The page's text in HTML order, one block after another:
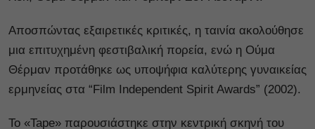
Αποσπώντας εξαιρετικές κριτικές, η ταινία ακολούθησε
μια επιτυχημένη φεστιβαλική πορεία, ενώ η Ούμα
Θέρμαν προτάθηκε ως υποψήφια καλύτερης γυναικείας
ερμηνείας στα “Film Independent Spirit Awards” (2002).
Το «Tape» παρουσιάστηκε στην κεντρική σκηνή του